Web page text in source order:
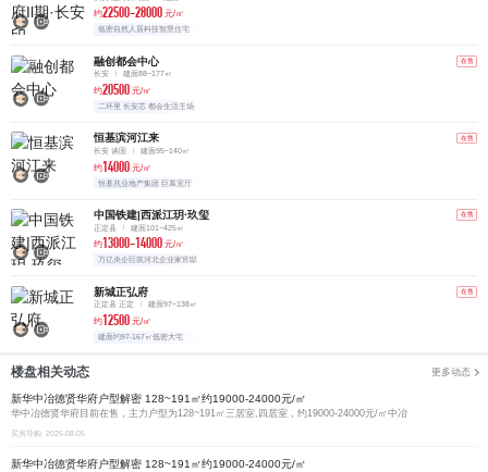
约22500-28000 元/㎡
低密自然人居科技智慧住宅
融创都会中心
在售
长安
建面88~177㎡
约20500 元/㎡
二环里 长安芯 都会生活主场
恒基滨河江来
在售
长安 谈固
建面95~140㎡
约14000 元/㎡
恒基兆业地产集团 巨幕宽厅
中国铁建|西派江玥·玖玺
在售
正定县
建面101~425㎡
约13000-14000 元/㎡
万亿央企巨筑河北企业家官邸
新城正弘府
在售
正定县 正定
建面97~138㎡
约12500 元/㎡
建面约97-167㎡低密大宅
楼盘相关动态 更多动态
新华中冶德贤华府户型解密 128~191㎡约19000-24000元/㎡
华中冶德贤华府目前在售，主力户型为128~191㎡三居室,四居室，约19000-24000元/㎡中冶
买房导购 2025-08-05
新华中冶德贤华府户型解密 128~191㎡约19000-24000元/㎡